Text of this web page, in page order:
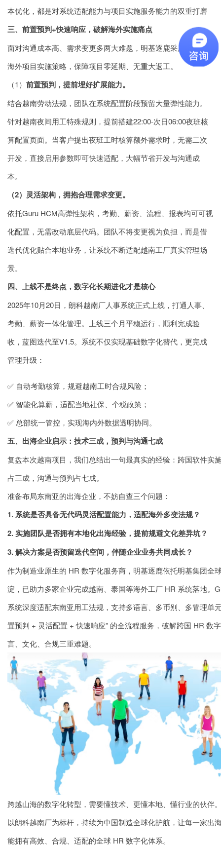
本优化，都是对系统适配能力与项目实施服务能力的双重打磨
三、前置预判+快速响应，破解海外实施痛点
面对沟通成本高、需求变更多两大难题，明基逐鹿采用成熟的
海外项目实施策略，保障项目零延期、无重大返工。
（1） 前置预判，提前埋好扩展能力。
结合越南劳动法规，团队在系统配置阶段预留大量弹性能力。
针对越南夜间用工特殊规则，提前搭建22:00-次日06:00夜班核
算配置页面。当客户提出夜班工时核算额外需求时，无需二次
开发，直接启用参数即可快速适配，大幅节省开发与沟通成
本。
（2）灵活架构，拥抱合理需求变更。
依托Guru HCM高弹性架构，考勤、薪资、流程、报表均可可视
化配置，无需改动底层代码。团队不将变更视为负担，而是借
迭代优化贴合本地业务，让系统不断适配越南工厂真实管理场
景。
四、上线不是终点，数字化长期进化才是核心
2025年10月20日，朗科越南厂人事系统正式上线，打通人事、
考勤、薪资一体化管理。上线三个月平稳运行，顺利完成验
收，蓝图迭代至V1.5。系统不仅实现基础数字化替代，更完成
管理升级：
✅ 自动考勤核算，规避越南工时合规风险；
✅ 智能化算薪，适配当地社保、个税政策；
✅ 总部统一管控，实现海内外数据透明协同。
五、 出海企业启示：技术三成，预判与沟通七成
复盘本次越南项目，我们总结出一句最真实的经验：跨国软件实
占三成，沟通与预判占七成。
准备布局东南亚的出海企业，不妨自查三个问题：
1. 系统是否具备无代码灵活配置能力，适配海外多变法规？
2. 实施团队是否拥有本地化出海经验，提前规避文化差异坑？
3. 解决方案是否预留迭代空间，伴随企业业务共同成长？
作为制造业原生的 HR 数字化服务商，明基逐鹿依托明基集团全
淀，已助力多家企业完成越南、泰国等海外工厂 HR 系统落地。
系统深度适配东南亚用工法规，支持多语言、多币别、多管理单
置预判 + 灵活配置 + 快速响应” 的全流程服务，破解跨国 HR 数
言、文化、合规三重难题。
跨越山海的数字化转型，需要懂技术、更懂本地、懂行业的伙伴
以朗科越南厂为标杆，持续为中国制造全球化护航，让每一家出
能拥有高效、合规、适配的全球 HR 数字化体系。